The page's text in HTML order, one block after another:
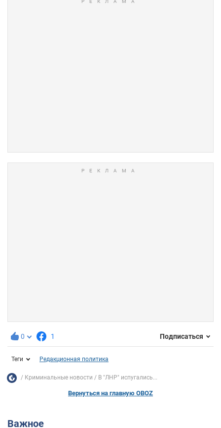
0 1 Подписаться
Теги Редакционная политика
Криминальные новости В "ЛНР" испугались...
Вернуться на главную OBOZ
Важное